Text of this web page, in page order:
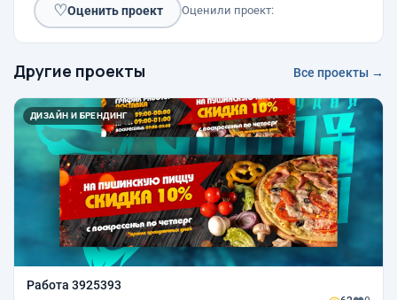
♡Оценить проект Оценили проект:
Другие проекты Все проекты →
ДИЗАЙН И БРЕНДИНГ
Работа 3925393